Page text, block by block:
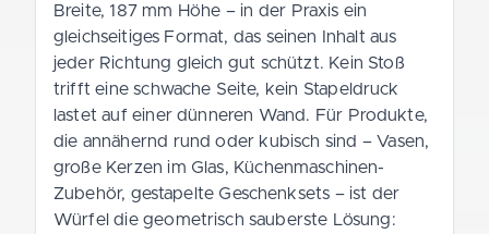
Breite, 187 mm Höhe – in der Praxis ein
gleichseitiges Format, das seinen Inhalt aus
jeder Richtung gleich gut schützt. Kein Stoß
trifft eine schwache Seite, kein Stapeldruck
lastet auf einer dünneren Wand. Für Produkte,
die annähernd rund oder kubisch sind – Vasen,
große Kerzen im Glas, Küchenmaschinen-
Zubehör, gestapelte Geschenksets – ist der
Würfel die geometrisch sauberste Lösung: